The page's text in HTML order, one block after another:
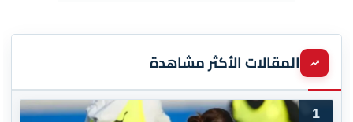
المقالات الأكثر مشاهدة
1